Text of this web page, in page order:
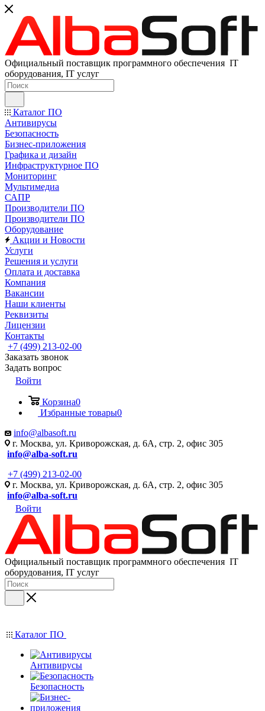
Официальный поставщик программного обеспечения IT
оборудования, IT услуг
Каталог ПО
Антивирусы
Безопасность
Бизнес-приложения
Графика и дизайн
Инфраструктурное ПО
Мониторинг
Мультимедиа
САПР
Производители ПО
Производители ПО
Оборудование
Акции и Новости
Услуги
Решения и услуги
Оплата и доставка
Компания
Вакансии
Наши клиенты
Реквизиты
Лицензии
Контакты
+7 (499) 213-02-00
Заказать звонок
Задать вопрос
Войти
Корзина0
Избранные товары0
info@albasoft.ru
г. Москва, ул. Криворожская, д. 6А, стр. 2, офис 305
info@alba-soft.ru
+7 (499) 213-02-00
г. Москва, ул. Криворожская, д. 6А, стр. 2, офис 305
info@alba-soft.ru
Войти
Официальный поставщик программного обеспечения IT
оборудования, IT услуг
Каталог ПО
Антивирусы
Безопасность